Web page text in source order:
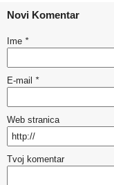
Novi Komentar
Ime *
E-mail *
Web stranica
Tvoj komentar